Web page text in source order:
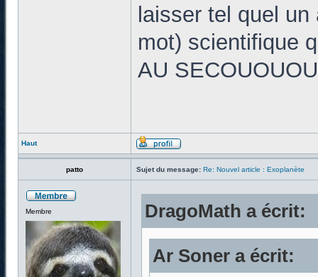
laisser tel quel
mot) scientifique
AU
Haut
patto Sujet du message: Re: Nouvel article : Exoplanète
Membre DragoMath a écrit:
Ar Soner a écrit: